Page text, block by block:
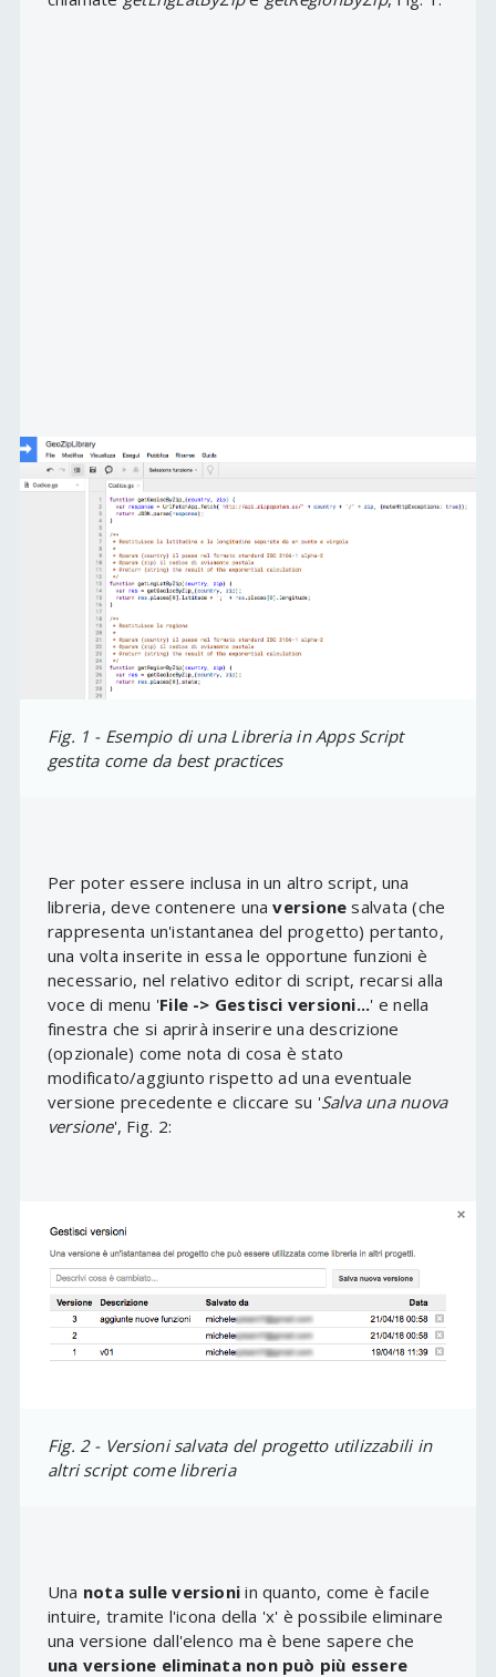
Fig. 1 - Esempio di una Libreria in Apps Script
gestita come da best practices
Per poter essere inclusa in un altro script, una
libreria, deve contenere unaversione salvata (che
rappresenta un'istantanea del progetto) pertanto,
una volta inserite in essa le opportune funzioni è
necessario, nel relativo editor di script, recarsi alla
voce di menu 'File -> Gestisci versioni...' e nella
finestra che si aprirà inserire una descrizione
(opzionale) come nota di cosa è stato
modificato/aggiunto rispetto ad una eventuale
versione precedente e cliccare su 'Salva una nuova
versione', Fig. 2:
Fig. 2 - Versioni salvata del progetto utilizzabili in
altri script come libreria
Una nota sulle versioni in quanto, come è facile
intuire, tramite l'icona della 'x' è possibile eliminare
una versione dall'elenco ma è bene sapere che
una versione eliminata non può più essere